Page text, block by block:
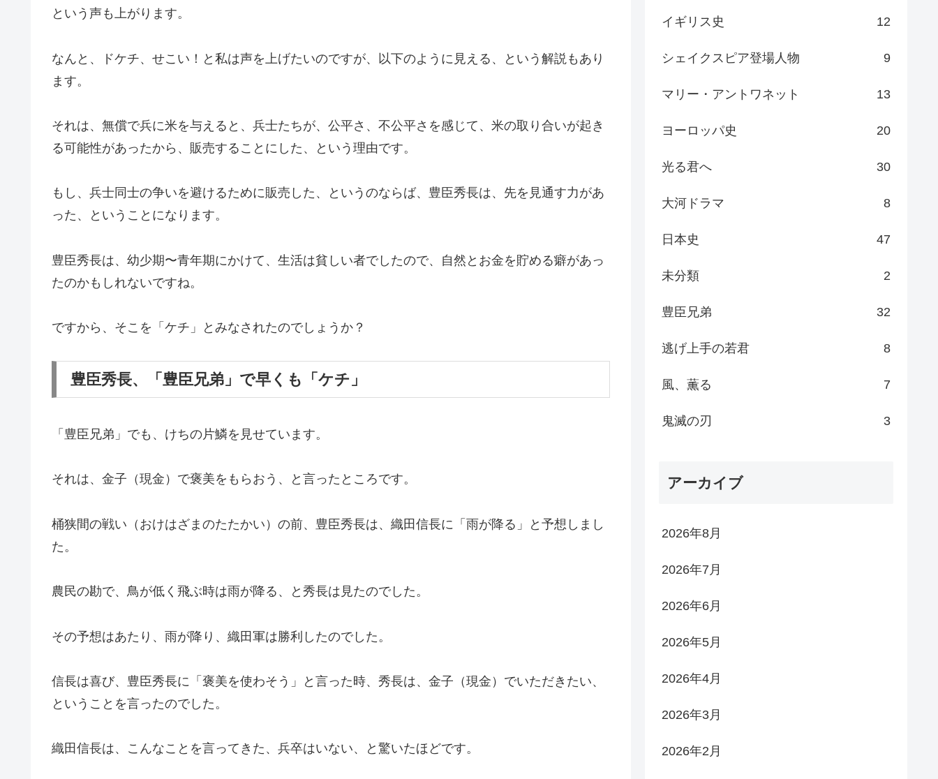
という声も上がります。
なんと、ドケチ、せこい！と私は声を上げたいのですが、以下のように見える、という解説もあり
ます。
それは、無償で兵に米を与えると、兵士たちが、公平さ、不公平さを感じて、米の取り合いが起き
る可能性があったから、販売することにした、という理由です。
もし、兵士同士の争いを避けるために販売した、というのならば、豊臣秀長は、先を見通す力があ
った、ということになります。
豊臣秀長は、幼少期〜青年期にかけて、生活は貧しい者でしたので、自然とお金を貯める癖があっ
たのかもしれないですね。
ですから、そこを「ケチ」とみなされたのでしょうか？
豊臣秀長、「豊臣兄弟」で早くも「ケチ」
「豊臣兄弟」でも、けちの片鱗を見せています。
それは、金子（現金）で褒美をもらおう、と言ったところです。
桶狭間の戦い（おけはざまのたたかい）の前、豊臣秀長は、織田信長に「雨が降る」と予想しまし
た。
農民の勘で、鳥が低く飛ぶ時は雨が降る、と秀長は見たのでした。
その予想はあたり、雨が降り、織田軍は勝利したのでした。
信長は喜び、豊臣秀長に「褒美を使わそう」と言った時、秀長は、金子（現金）でいただきたい、
ということを言ったのでした。
織田信長は、こんなことを言ってきた、兵卒はいない、と驚いたほどです。
イギリス史 12
シェイクスピア登場人物 9
マリー・アントワネット 13
ヨーロッパ史 20
光る君へ 30
大河ドラマ 8
日本史 47
未分類 2
豊臣兄弟 32
逃げ上手の若君 8
風、薫る 7
鬼滅の刃 3
アーカイブ
2026年8月
2026年7月
2026年6月
2026年5月
2026年4月
2026年3月
2026年2月